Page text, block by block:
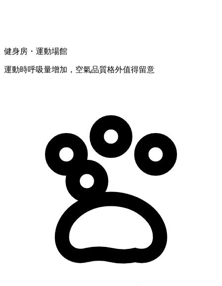
健身房・運動場館
運動時呼吸量增加，空氣品質格外值得留意